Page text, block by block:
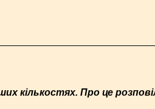
кількостях. Про це